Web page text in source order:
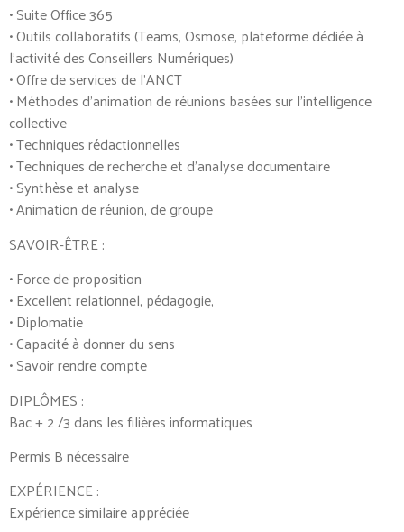
• Suite Office 365
• Outils collaboratifs (Teams, Osmose, plateforme dédiée à
l’activité des Conseillers Numériques)
• Offre de services de l’ANCT
• Méthodes d’animation de réunions basées sur l’intelligence
collective
• Techniques rédactionnelles
• Techniques de recherche et d’analyse documentaire
• Synthèse et analyse
• Animation de réunion, de groupe
SAVOIR-ÊTRE :
• Force de proposition
• Excellent relationnel, pédagogie,
• Diplomatie
• Capacité à donner du sens
• Savoir rendre compte
DIPLÔMES :
Bac + 2 /3 dans les filières informatiques
Permis B nécessaire
EXPÉRIENCE :
Expérience similaire appréciée